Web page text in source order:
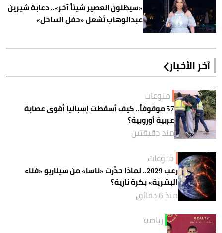
«سيظنون العصير شيئاً آخر».. دعابة شيرين
عبدالوهاب تُشعل «حفل الساحل»
آخر الأخبار
منوعات
57 موقوفاً.. كيف أسقطت إسبانيا أقوى عصابة
عربية أوروبية؟
منذ دقيقتين
منوعات
رعب 2029.. لماذا حذّرت «ناسا» من سيناريو «فناء
البشرية» بكرة نارية؟
منذ 6 دقائق
رياضة